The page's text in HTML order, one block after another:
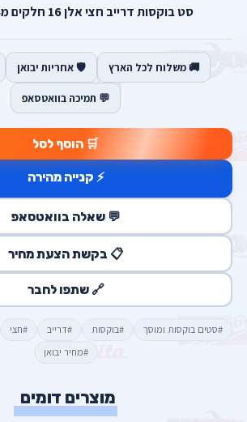
סט בוקסות דרייב חצי אלן 16 חלקים מH4 עד H19.
🚚 משלוח לכל הארץ 🛡️ אחריות יבואן
💬 תמיכה בוואטסאפ
🛒 הוסף לסל
⚡ קנייה מהירה
💬 שאלה בוואטסאפ
📋 בקשת הצעת מחיר
🔗 שתפו לחבר
#סטים בוקסות ומוסך #בוקסות #דרייב #חצי
#מחיר יבואן
מוצרים דומים